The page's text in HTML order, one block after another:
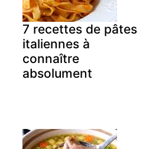
7 recettes de pâtes
italiennes à
connaître
absolument